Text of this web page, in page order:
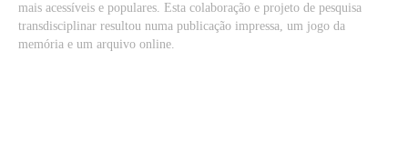
mais acessíveis e populares. Esta colaboração e projeto de pesquisa
transdisciplinar resultou numa publicação impressa, um jogo da
memória e um arquivo online.